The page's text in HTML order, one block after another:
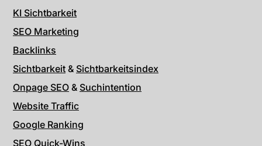
KI Sichtbarkeit
SEO Marketing
Backlinks
Sichtbarkeit & Sichtbarkeitsindex
Onpage SEO & Suchintention
Website Traffic
Google Ranking
SEO Quick-Wins